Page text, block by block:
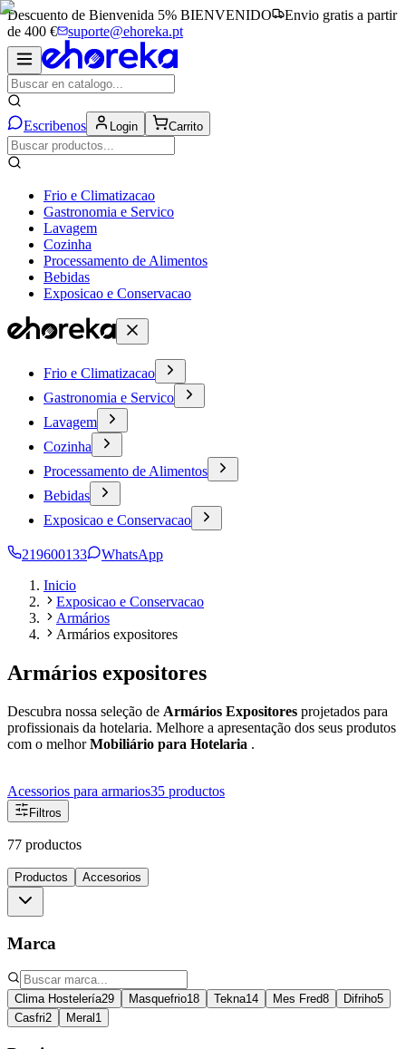
Descuento de Bienvenida 5% BIENVENIDO
Envio gratis a partir
de 400 €
suporte@ehoreka.pt
Escribenos Login Carrito
Frio e Climatizacao
Gastronomia e Servico
Lavagem
Cozinha
Processamento de Alimentos
Bebidas
Exposicao e Conservacao
Frio e Climatizacao
Gastronomia e Servico
Lavagem
Cozinha
Processamento de Alimentos
Bebidas
Exposicao e Conservacao
219600133
WhatsApp
Inicio
Exposicao e Conservacao
Armários
Armários expositores
Armários expositores
Descubra nossa seleção de Armários Expositores projetados para
profissionais da hotelaria. Melhore a apresentação dos seus produtos
com o melhorMobiliário para Hotelaria .
Acessorios para armarios35 productos
Filtros
77 productos
Productos Accesorios
Marca
Clima Hostelería29 Masquefrio18 Tekna14 Mes Fred8 Difriho5
Casfri2 Meral 1